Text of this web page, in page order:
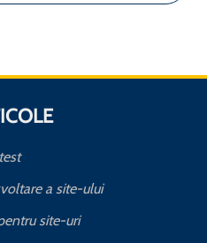
test
a site-ului
site-uri